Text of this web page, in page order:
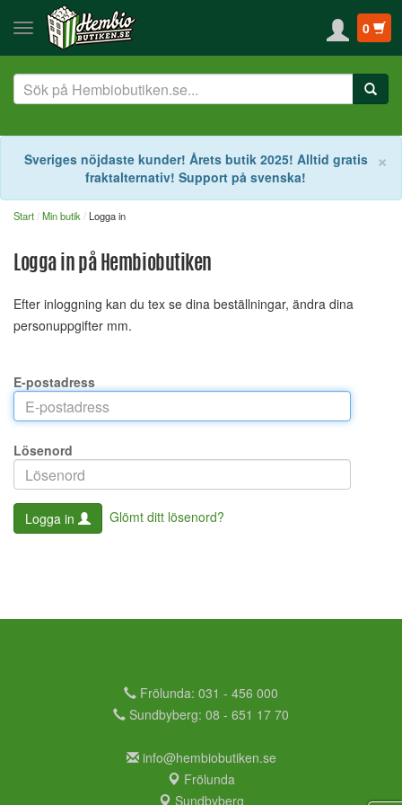
0
×
Sveriges nöjdaste kunder! Årets butik 2025! Alltid gratis
fraktalternativ! Support på svenska!
Start Min butik Logga in
Logga in på Hembiobutiken
Efter inloggning kan du tex se dina beställningar, ändra dina
personuppgifter mm.
E-postadress
Lösenord
Logga in Glömt ditt lösenord?
Frölunda: 031 - 456 000
Sundbyberg: 08 - 651 17 70
info@hembiobutiken.se
Frölunda
Sundbyberg